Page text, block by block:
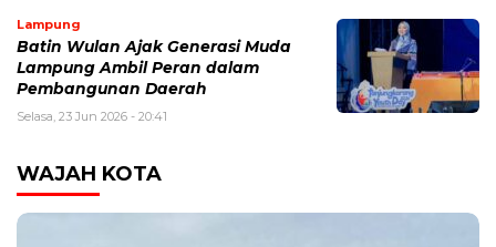
Lampung
Batin Wulan Ajak Generasi Muda
Lampung Ambil Peran dalam
Pembangunan Daerah
Selasa, 23 Jun 2026 - 20:41
WAJAH KOTA